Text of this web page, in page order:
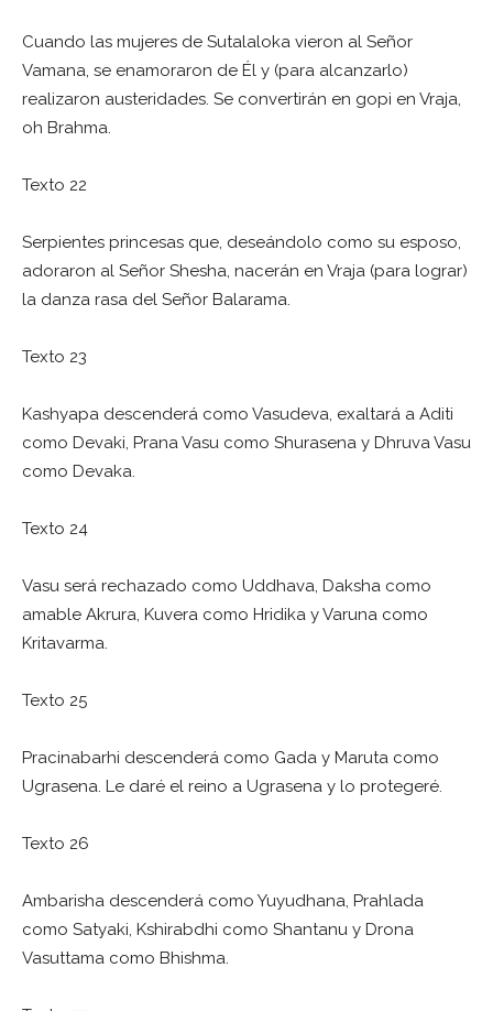
Cuando las mujeres de Sutalaloka vieron al Señor
Vamana, se enamoraron de Él y (para alcanzarlo)
realizaron austeridades. Se convertirán en gopi en Vraja,
oh Brahma.
Texto 22
Serpientes princesas que, deseándolo como su esposo,
adoraron al Señor Shesha, nacerán en Vraja (para lograr)
la danza rasa del Señor Balarama.
Texto 23
Kashyapa descenderá como Vasudeva, exaltará a Aditi
como Devaki, Prana Vasu como Shurasena y Dhruva Vasu
como Devaka.
Texto 24
Vasu será rechazado como Uddhava, Daksha como
amable Akrura, Kuvera como Hridika y Varuna como
Kritavarma.
Texto 25
Pracinabarhi descenderá como Gada y Maruta como
Ugrasena. Le daré el reino a Ugrasena y lo protegeré.
Texto 26
Ambarisha descenderá como Yuyudhana, Prahlada
como Satyaki, Kshirabdhi como Shantanu y Drona
Vasuttama como Bhishma.